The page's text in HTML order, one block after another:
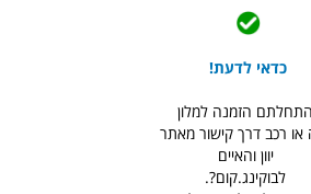
כדאי לדעת!
התחלתם הזמנה למלון
או רכב דרך קישור מאתר
יוון והאיים
לבוקינג.קום?.